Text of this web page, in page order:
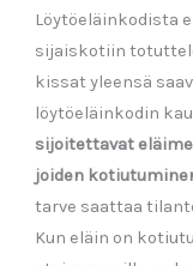
Löytöeläinkodista
sijaiskotiin
kissat yleensä
löytöeläinkodin
sijoitettavat
joiden
tarve saattaa
Kun eläin on